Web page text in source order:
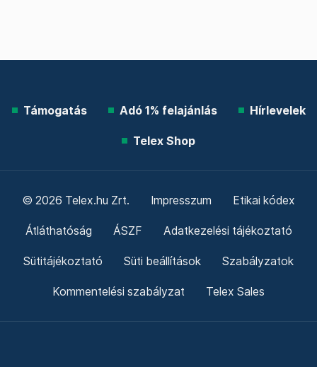
Támogatás Adó 1% felajánlás Hírlevelek
Telex Shop
© 2026 Telex.hu Zrt. Impresszum Etikai kódex
Átláthatóság ÁSZF Adatkezelési tájékoztató
Sütitájékoztató Süti beállítások Szabályzatok
Kommentelési szabályzat Telex Sales